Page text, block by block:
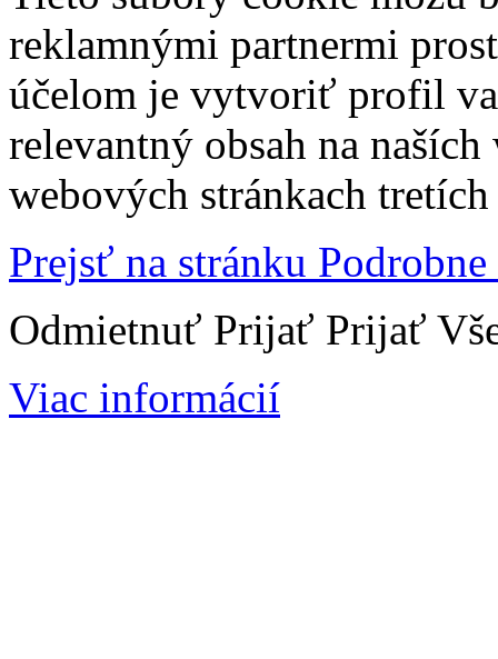
reklamnými partnermi
účelom je vytvoriť profil
relevantný obsah na
webových stránkach tretích
Prejsť na stránku
Odmietnuť Prijať Prijať
Viac informácií